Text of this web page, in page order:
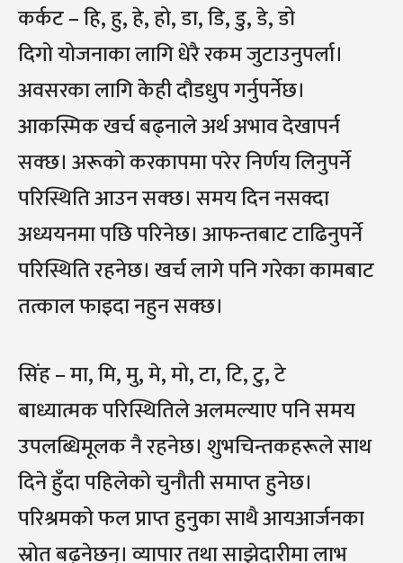
कर्कट – हि, हु, हे, हो, डा, डि, डु, डे, डो
दिगो योजनाका लागि धेरै रकम जुटाउनुपर्ला।
अवसरका लागि केही दौडधुप गर्नुपर्नेछ।
आकस्मिक खर्च बढ्नाले अर्थ अभाव देखापर्न
सक्छ। अरूको करकापमा परेर निर्णय लिनुपर्ने
परिस्थिति आउन सक्छ। समय दिन नसक्दा
अध्ययनमा पछि परिनेछ। आफन्तबाट टाढिनुपर्ने
परिस्थिति रहनेछ। खर्च लागे पनि गरेका कामबाट
तत्काल फाइदा नहुन सक्छ।
सिंह – मा, मि, मु, मे, मो, टा, टि, टु, टे
बाध्यात्मक परिस्थितिले अलमल्याए पनि समय
उपलब्धिमूलक नै रहनेछ। शुभचिन्तकहरूले साथ
दिने हुँदा पहिलेको चुनौती समाप्त हुनेछ।
परिश्रमको फल प्राप्त हुनुका साथै आयआर्जनका
स्रोत बढ्नेछन्। व्यापार तथा साझेदारीमा लाभ